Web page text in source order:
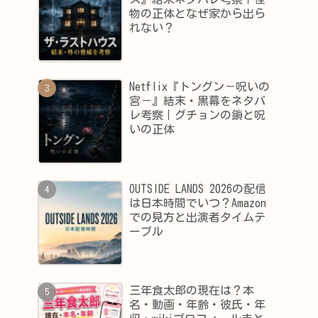
物の正体となぜ家から出ら
れない？
Netflix『トングン－呪いの
宮－』結末・黒幕をネタバ
レ考察｜グチョンの鎖と呪
いの正体
OUTSIDE LANDS 2026の配信
は日本時間でいつ？Amazon
での見方と出演者タイムテ
ーブル
三年食太郎の現在は？本
名・動画・年齢・彼氏・年